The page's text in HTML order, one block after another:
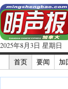
2025年8月3日 星期日
首页
要闻 加